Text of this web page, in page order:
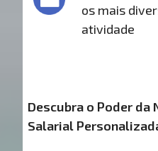
os mais
atividade
Descubra o Poder da
Salarial